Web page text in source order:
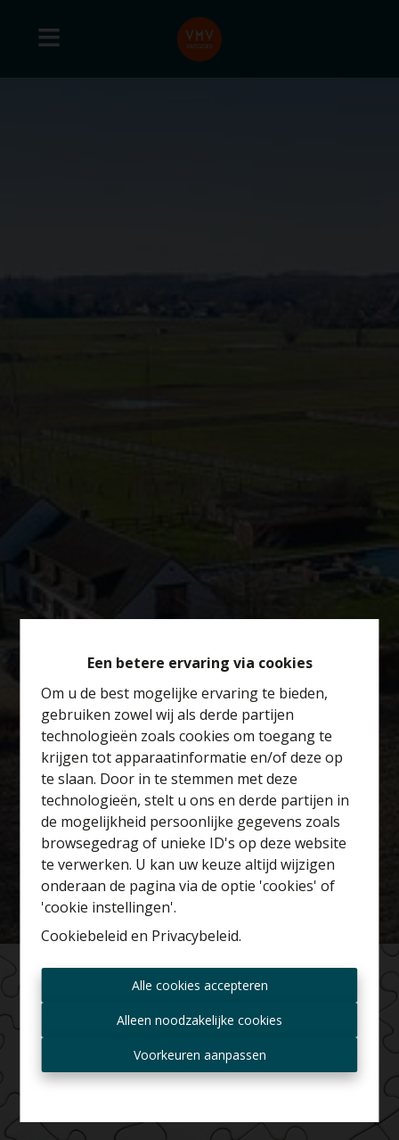
Een betere ervaring via cookies
Om u de best mogelijke ervaring te bieden,
gebruiken zowel wij als derde partijen
technologieën zoals cookies om toegang te
krijgen tot apparaatinformatie en/of deze op
te slaan. Door in te stemmen met deze
technologieën, stelt u ons en derde partijen in
de mogelijkheid persoonlijke gegevens zoals
browsegedrag of unieke ID's op deze website
te verwerken. U kan uw keuze altijd wijzigen
onderaan de pagina via de optie 'cookies' of
'cookie instellingen'.
Cookiebeleid en Privacybeleid.
Alle cookies accepteren
Alleen noodzakelijke cookies
Voorkeuren aanpassen
Benieuwd naar de
waarde van je huis?
Gratis schatting
Altijd als eerste op de
hoogte zijn van nieuwe
aanbiedingen?
Ontvang aanbod per mail